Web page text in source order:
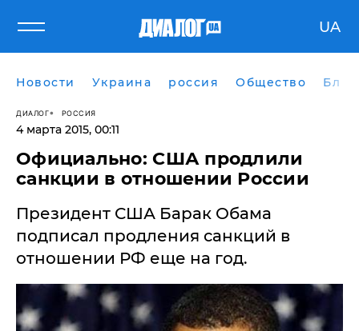
UA
Новости Украина россия Общество
ДИАЛОГ РОССИЯ
4 марта 2015, 00:11
Официально: США продлили
санкции в отношении России
Президент США Барак Обама
подписал продления санкций в
отношении РФ еще на год.